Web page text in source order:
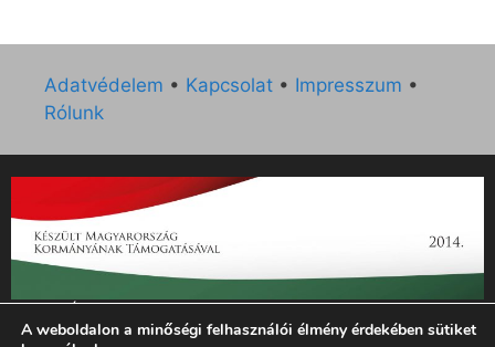
Adatvédelem • Kapcsolat • Impresszum •
Rólunk
„Az Új Ember katolikus hetilap 2014. évi működésének
támogatását az EGYH-KCP-14-P-0121 sz. támogatási
A weboldalon a minőségi felhasználói élmény érdekében sütiket